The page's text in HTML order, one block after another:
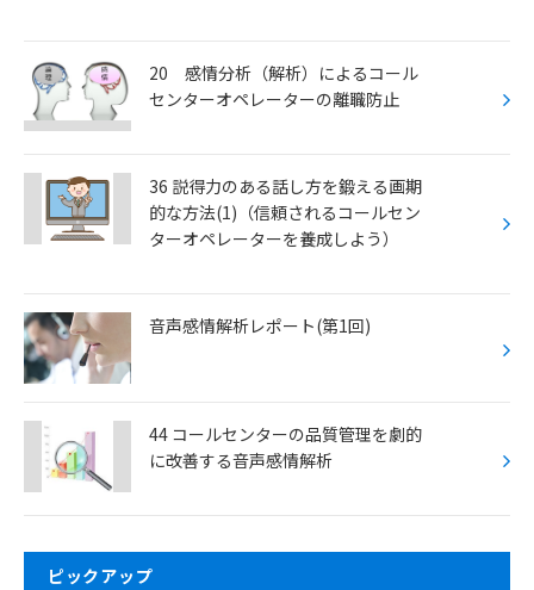
20 感情分析（解析）によるコール
センターオペレーターの離職防止
36 説得力のある話し方を鍛える画期
的な方法(1)（信頼されるコールセン
ターオペレーターを養成しよう）
音声感情解析レポート(第1回)
44 コールセンターの品質管理を劇的
に改善する音声感情解析
ピックアップ